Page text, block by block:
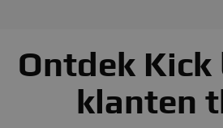
Ontdek Kick
klanten